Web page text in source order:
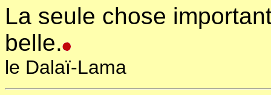
La seule chose
belle.
le Dalaï-Lama